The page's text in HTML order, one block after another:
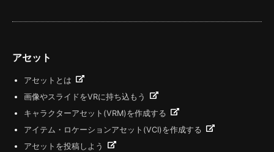
アセット
アセットとは
画像やスライドをVRに持ち込もう
キャラクターアセット(VRM)を作成する
アイテム・ロケーションアセット(VCI)を作成する
アセットを投稿しよう